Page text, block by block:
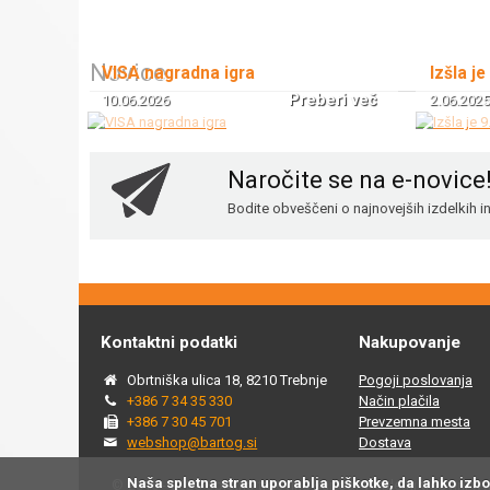
Novice
VISA nagradna igra
10.06.2026 Preberi več
Izšla
2.06.2025
Naročite se na e-novice!
Bodite obveščeni o najnovejših izdelkih
Kontaktni podatki
Obrtniška ulica 18, 8210 Trebnje
+386 7 34 35 330
+386 7 30 45 701
webshop@bartog.si
Nakupovanje
Pogoji poslovanja
Način plačila
Prevzemna mesta
Dostava
© 2015 - 2025 Spletna trgovina Bartog, v spletni trgovini
Naša spletna stran uporablja piškotke, da lahko